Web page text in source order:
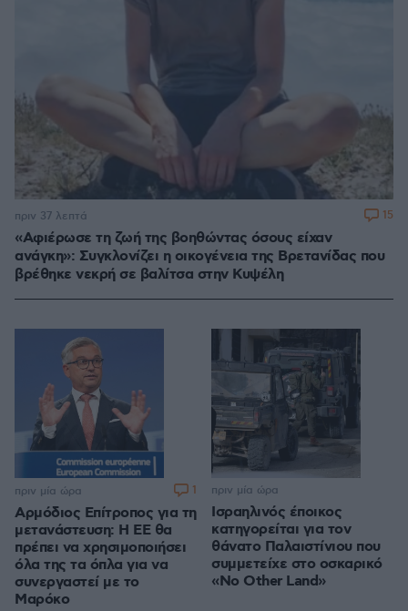
«Αφιέρωσε τη ζωή της βοηθώντας όσους είχαν
ανάγκη»: Συγκλονίζει η οικογένεια της Βρετανίδας που
βρέθηκε νεκρή σε βαλίτσα στην Κυψέλη
πριν 37 λεπτά 15
Αρμόδιος Επίτροπος για τη
μετανάστευση: Η ΕΕ θα
πρέπει να χρησιμοποιήσει
όλα της τα όπλα για να
συνεργαστεί με το
Μαρόκο
πριν μία ώρα 1
Ισραηλινός έποικος
κατηγορείται για τον
θάνατο Παλαιστίνιου που
συμμετείχε στο οσκαρικό
«No Other Land»
πριν μία ώρα